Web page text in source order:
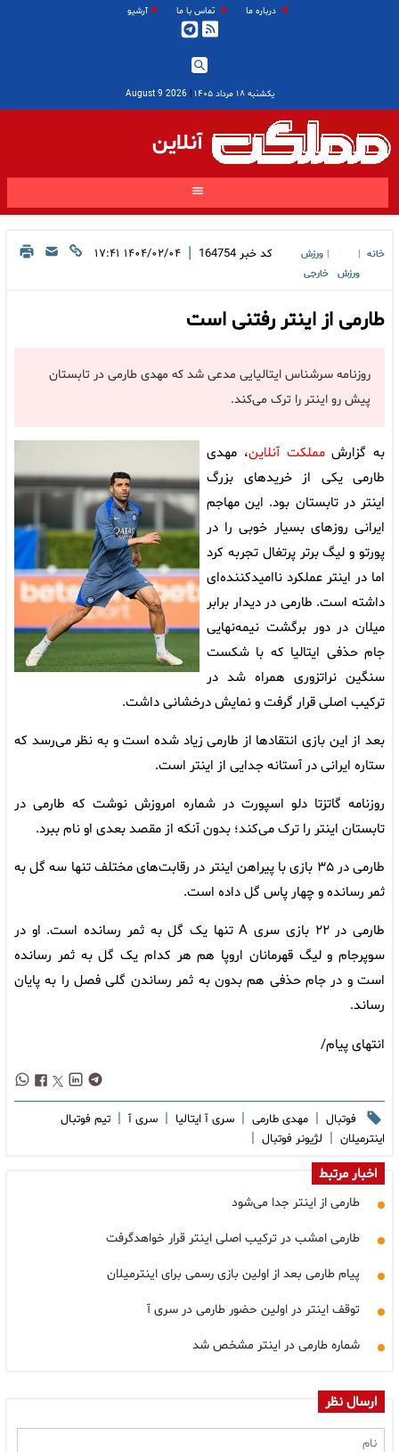
درباره ما تماس با ما آرشیو
یکشنبه ۱۸ مرداد ۱۴۰۵ |
2026 August 9
آنلاین
خانه
ورزش
ورزش
خارجی
کد خبر 164754
| ۱۴۰۴/۰۲/۰۴ ۱۷:۴۱
طارمی از اینتر رفتنی است
روزنامه سرشناس ایتالیایی مدعی شد که مهدی طارمی در تابستان
پیش رو اینتر را ترک می‌کند.
به گزارشمملکت آنلاین، مهدی
طارمی یکی از خریدهای بزرگ
اینتر در تابستان بود. ‌این مهاجم
ایرانی روزهای بسیار خوبی را در
پورتو و لیگ‌ برتر پرتغال تجربه کرد
اما در اینتر عملکرد ناامیدکننده‌ای
داشته است. طارمی در دیدار برابر
میلان در دور برگشت نیمه‌نهایی
جام حذفی ایتالیا که با شکست
سنگین نراتزوری همراه شد در
ترکیب اصلی قرار گرفت و نمایش درخشانی داشت.
بعد از این بازی انتقادها از طارمی زیاد شده است و به نظر می‌رسد که
ستاره ایرانی در آستانه جدایی از اینتر است.
روزنامه گاتزتا دلو اسپورت در شماره امروزش نوشت که طارمی در
تابستان اینتر را ترک می‌کند؛ بدون آنکه از مقصد بعدی او نام ببرد.
طارمی در ۳۵ بازی با پیراهن اینتر در رقابت‌های مختلف تنها سه گل به
ثمر رسانده و چهار پاس گل داده است.
طارمی در ۲۲ بازی سری A تنها یک گل به ثمر رسانده است. او در
سوپرجام و لیگ قهرمانان اروپا هم هر کدام یک گل به ثمر رسانده
است و در جام حذفی هم بدون به ثمر رساندن گلی فصل را به پایان
رساند.
انتهای پیام/
فوتبال | مهدی طارمی | سری آ ایتالیا | سری آ | تیم فوتبال
اینترمیلان | لژیونر فوتبال |
اخبار مرتبط
طارمی از اینتر جدا می‌شود
طارمی امشب در ترکیب اصلی اینتر قرار خواهدگرفت
پیام طارمی بعد از اولین بازی رسمی برای اینترمیلان
توقف اینتر در اولین حضور طارمی در سری آ
شماره طارمی در اینتر مشخص شد
ارسال نظر